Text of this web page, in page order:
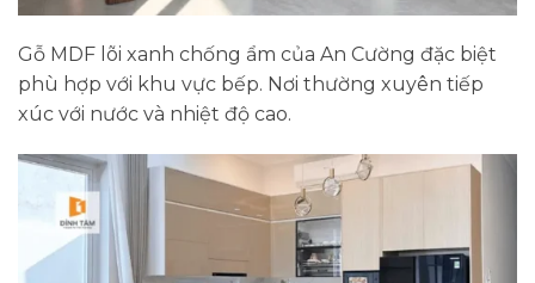
Gỗ MDF lõi xanh chống ẩm của An Cường đặc biệt
phù hợp với khu vực bếp. Nơi thường xuyên tiếp
xúc với nước và nhiệt độ cao.